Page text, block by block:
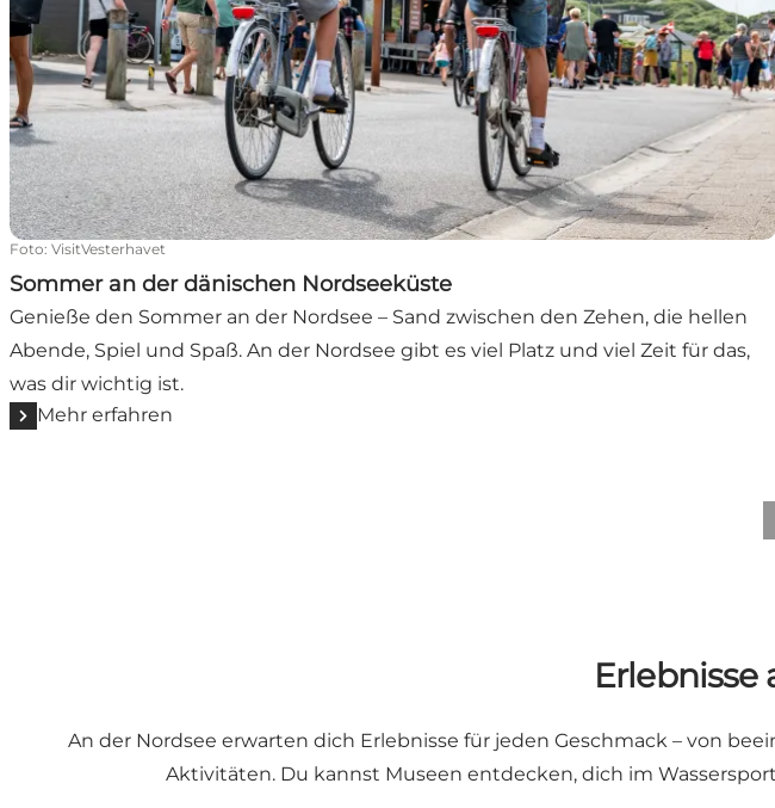
Foto: VisitVesterhavet
Sommer an der dänischen Nordseeküste
Genieße den Sommer an der Nordsee – Sand zwischen den Zehen, die hellen
Abende, Spiel und Spaß. An der Nordsee gibt es viel Platz und viel Zeit für das,
was dir wichtig ist.
Mehr erfahren
Erlebnisse
An der Nordsee erwarten dich Erlebnisse für jeden Geschmack – von
Aktivitäten. Du kannst Museen entdecken, dich im